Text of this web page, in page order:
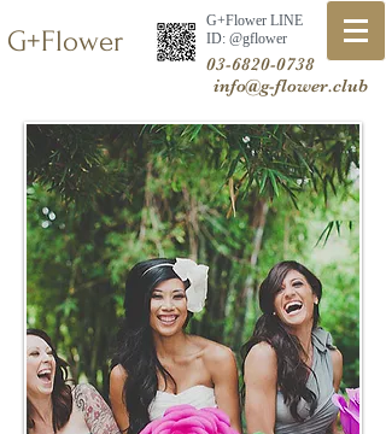
G+Flower
G+Flower LINE
​ID: @gflower
03-6820-0738
info@g-flower.club